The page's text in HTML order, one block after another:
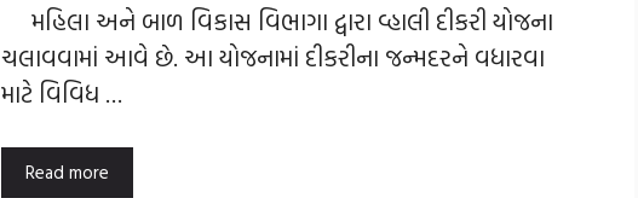
મહિલા અને બાળ વિકાસ વિભાગા દ્વારા વ્હાલી દીકરી યોજના
ચલાવવામાં આવે છે. આ યોજનામાં દીકરીના જન્મદરને વધારવા
માટે વિવિધ …
Read more